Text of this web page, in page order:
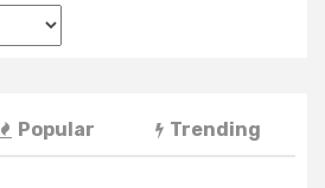
Popular Trending